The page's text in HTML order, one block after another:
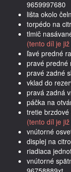
9659997680
lišta okolo
torpédo na
tlmič
(tento díl je
ľavé predné
pravé predné
pravé zadné
vklad do
pravá zadná
páčka na
tretie
(tento díl je
vnútorné
displej na
riadiaca
vnútorné